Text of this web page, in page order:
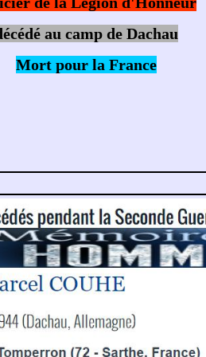
au camp de Dachau
Mort pour la France